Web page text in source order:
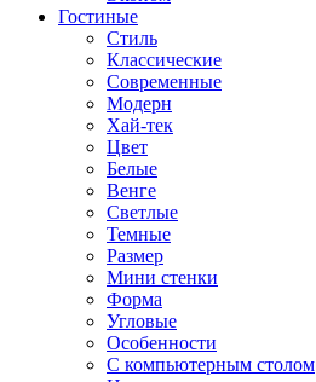
Гостиные
Стиль
Классические
Современные
Модерн
Хай-тек
Цвет
Белые
Венге
Светлые
Темные
Размер
Мини стенки
Форма
Угловые
Особенности
С компьютерным столом